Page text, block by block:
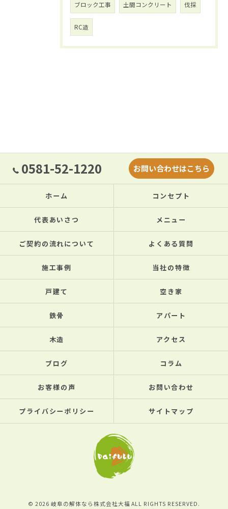
ブロック工事 土間コンクリート 伐採
RC造
0581-52-1220 お問い合わせはこちら
ホーム コンセプト
代表あいさつ メニュー
ご契約の流れについて よくある質問
施工事例 当社の特徴
戸建て 空き家
鉄骨 アパート
木造 アクセス
ブログ コラム
お客様の声 お問い合わせ
プライバシーポリシー サイトマップ
© 2026 岐阜の解体なら株式会社大福 ALL RIGHTS RESERVED.